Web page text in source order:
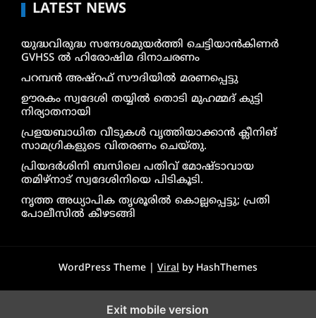
LATEST NEWS
യുദ്ധവിരുദ്ധ സന്ദേശമുയർത്തി ചെട്ടിയാൻകിണർ
GVHSS ൽ ഹിരോഷിമ ദിനാചരണം
പറമ്പൻ അഷ്‌റഫ് സൗദിയിൽ മരണപ്പെട്ടു
ഊരകം സ്വദേശി തയ്യിൽ തൊടി മുഹമ്മദ് കുട്ടി
നിര്യാതനായി
പ്രളയബാധിത വീടുകൾ വൃത്തിയാക്കാൻ ക്ലീനിങ്
സാമഗ്രികളുടെ വിതരണം ചെയ്തു.
പ്രിയദർശിനി ബസിലെ പതിവ് മോഷ്ടാവായ
തമിഴ്നാട് സ്വദേശിനിയെ പിടികൂടി.
നൃത്ത അധ്യാപിക തൃശൂരിൽ കൊല്ലപ്പെട്ടു; പ്രതി
പോലീസിൽ കീഴടങ്ങി
WordPress Theme | Viral by HashThemes
Exit mobile version